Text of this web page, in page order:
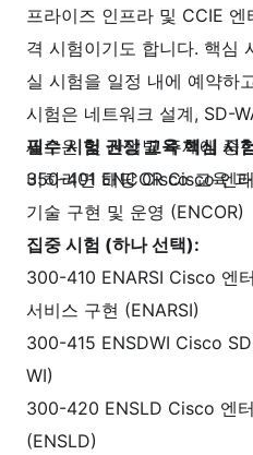
프라이즈 인프라 및 CCIE
격 시험이기도 합니다. 핵심
실 시험을 일정 내에 예약하
시험은 네트워크 설계, SD-
새로운 및 산업별 주제에 중
비하려면 해당 Cisco 교육
필수 시험 권장 교육 핵심 시
350-401 ENCOR Cisco 엔
기술 구현 및 운영 (ENCOR)
집중 시험 (하나 선택):
300-410 ENARSI Cisco 엔
서비스 구현 (ENARSI)
300-415 ENSDWI Cisco
WI)
300-420 ENSLD Cisco 엔
(ENSLD)